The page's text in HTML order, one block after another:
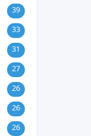
39
33
31
27
26
26
26